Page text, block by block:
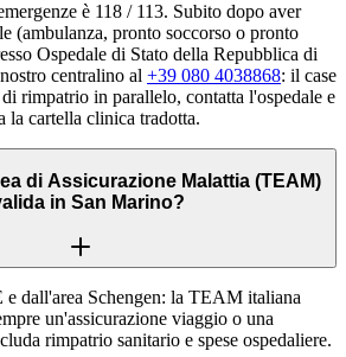
è 118 / 113. Subito dopo aver
(ambulanza, pronto soccorso o pronto
Ospedale di Stato della Repubblica di
centralino al +39 080 4038868: il case
rimpatrio in parallelo, contatta l'ospedale e
la cartella clinica tradotta.
di Assicurazione Malattia (TEAM)
in San Marino?
dall'area Schengen: la TEAM italiana
un'assicurazione viaggio o una
rimpatrio sanitario e spese ospedaliere.